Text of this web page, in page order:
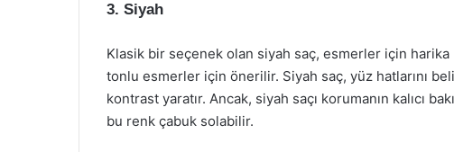
3. Siyah
Klasik bir seçenek olan siyah saç, esmerler için
tonlu esmerler için önerilir. Siyah saç, yüz hatlarını
kontrast yaratır. Ancak, siyah saçı korumanın kalıcı
bu renk çabuk solabilir.